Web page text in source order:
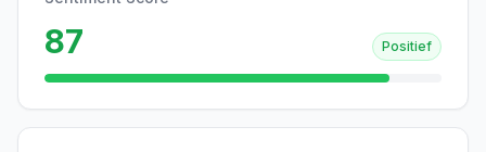
87 Positief